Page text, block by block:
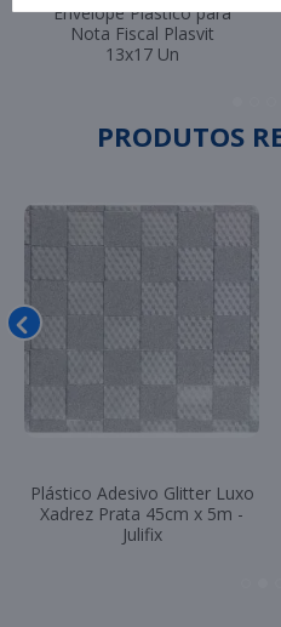
Envelope Plastico para
Nota Fiscal Plasvit
13x17 Un
PRODUTOS
Plástico Adesivo Glitter Luxo
Xadrez Prata 45cm x 5m -
Julifix